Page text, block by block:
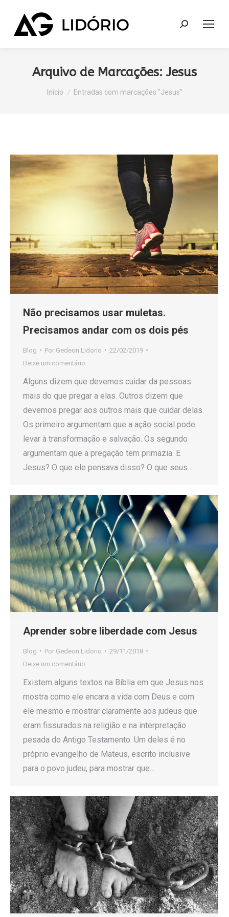
Search:
Arquivo de Marcações: Jesus
Você está aqui:
Início Entradas com marcações "Jesus"
Não precisamos usar muletas.
Precisamos andar com os dois pés
Blog Por Gedeon Lidorio
22/02/2019
Deixe um comentário
Alguns dizem que devemos cuidar da pessoas
mais do que pregar a elas. Outros dizem que
devemos pregar aos outros mais que cuidar delas.
Os primeiro argumentam que a ação social pode
levar à transformação e salvação. Os segundo
argumentam que a pregação tem primazia. E
Jesus? O que ele pensava disso? O que seus…
Aprender sobre liberdade com Jesus
Blog Por Gedeon Lidorio
29/11/2018
Deixe um comentário
Existem alguns textos na Bíblia em que Jesus nos
mostra como ele encara a vida com Deus e com
ele mesmo e mostrar claramente aos judeus que
eram fissurados na religião e na interpretação
pesada do Antigo Testamento. Um deles é no
próprio evangelho de Mateus, escrito inclusive
para o povo judeu, para mostrar que…